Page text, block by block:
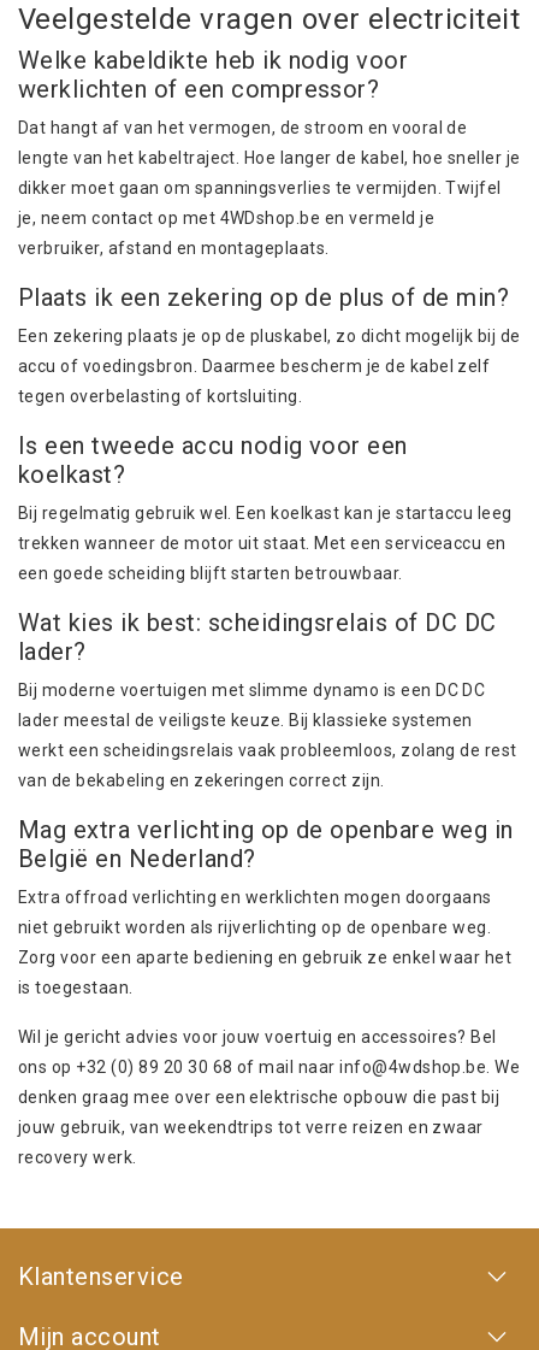
Veelgestelde vragen over electriciteit
Welke kabeldikte heb ik nodig voor
werklichten of een compressor?
Dat hangt af van het vermogen, de stroom en vooral de
lengte van het kabeltraject. Hoe langer de kabel, hoe sneller je
dikker moet gaan om spanningsverlies te vermijden. Twijfel
je, neem contact op met 4WDshop.be en vermeld je
verbruiker, afstand en montageplaats.
Plaats ik een zekering op de plus of de min?
Een zekering plaats je op de pluskabel, zo dicht mogelijk bij de
accu of voedingsbron. Daarmee bescherm je de kabel zelf
tegen overbelasting of kortsluiting.
Is een tweede accu nodig voor een
koelkast?
Bij regelmatig gebruik wel. Een koelkast kan je startaccu leeg
trekken wanneer de motor uit staat. Met een serviceaccu en
een goede scheiding blijft starten betrouwbaar.
Wat kies ik best: scheidingsrelais of DC DC
lader?
Bij moderne voertuigen met slimme dynamo is een DC DC
lader meestal de veiligste keuze. Bij klassieke systemen
werkt een scheidingsrelais vaak probleemloos, zolang de rest
van de bekabeling en zekeringen correct zijn.
Mag extra verlichting op de openbare weg in
België en Nederland?
Extra offroad verlichting en werklichten mogen doorgaans
niet gebruikt worden als rijverlichting op de openbare weg.
Zorg voor een aparte bediening en gebruik ze enkel waar het
is toegestaan.
Wil je gericht advies voor jouw voertuig en accessoires? Bel
ons op +32 (0) 89 20 30 68 of mail naarinfo@4wdshop.be . We
denken graag mee over een elektrische opbouw die past bij
jouw gebruik, van weekendtrips tot verre reizen en zwaar
recovery werk.
Klantenservice
Mijn account